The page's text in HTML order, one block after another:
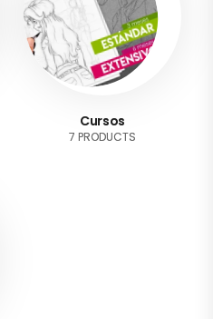
Cursos
7 PRODUCTS